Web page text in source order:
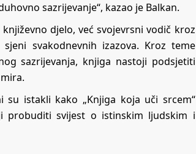
sazrijevanje“, kazao je Balkan.
djelo, već svojevrsni vodič kroz
svakodnevnih izazova. Kroz teme
sazrijevanja, knjiga nastoji podsjetiti
istakli kako „Knjiga koja uči srcem“
probuditi svijest o istinskim ljudskim i